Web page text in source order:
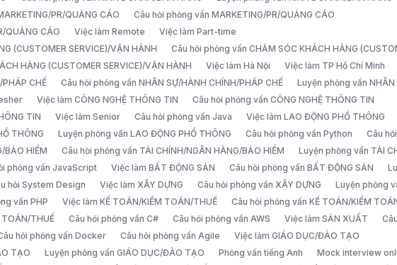
PR/QUẢNG CÁO
Câu hỏi phỏng vấn MARKETING/PR/QUẢNG CÁO
QUẢNG CÁO
Việc làm Remote
Việc làm Part-time
(CUSTOMER SERVICE)/VẬN HÀNH
Câu hỏi phỏng vấn CHĂM SÓC KHÁCH HÀNG
HÀNG (CUSTOMER SERVICE)/VẬN HÀNH
Việc làm Hà Nội
Việc làm TP Hồ Chí Minh
CHẾ
Câu hỏi phỏng vấn NHÂN SỰ/HÀNH CHÍNH/PHÁP CHẾ
Luyện phỏng vấn NHÂN
Việc làm CÔNG NGHỆ THÔNG TIN
Câu hỏi phỏng vấn CÔNG NGHỆ THÔNG TIN
TIN
Việc làm Senior Câu hỏi phỏng vấn Java
Việc làm LAO ĐỘNG PHỔ THÔNG
THÔNG
Luyện phỏng vấn LAO ĐỘNG PHỔ THÔNG Câu hỏi phỏng vấn Python
Câu
BẢO HIỂM
Câu hỏi phỏng vấn TÀI CHÍNH/NGÂN HÀNG/BẢO HIỂM
Luyện phỏng vấn TÀI
phỏng vấn JavaScript Việc làm BẤT ĐỘNG SẢN Câu hỏi phỏng vấn BẤT ĐỘNG SẢN
hỏi System Design Việc làm XÂY DỰNG Câu hỏi phỏng vấn XÂY DỰNG
Luyện phỏng
vấn PHP Việc làm KẾ TOÁN/KIỂM TOÁN/THUẾ
Câu hỏi phỏng vấn KẾ TOÁN/KIỂM
THUẾ
Câu hỏi phỏng vấn C# Câu hỏi phỏng vấn AWS Việc làm SẢN XUẤT
hỏi phỏng vấn Docker Câu hỏi phỏng vấn Agile
Việc làm GIÁO DỤC/ĐÀO TẠO
TẠO
Luyện phỏng vấn GIÁO DỤC/ĐÀO TẠO Phỏng vấn tiếng Anh
Mock interview